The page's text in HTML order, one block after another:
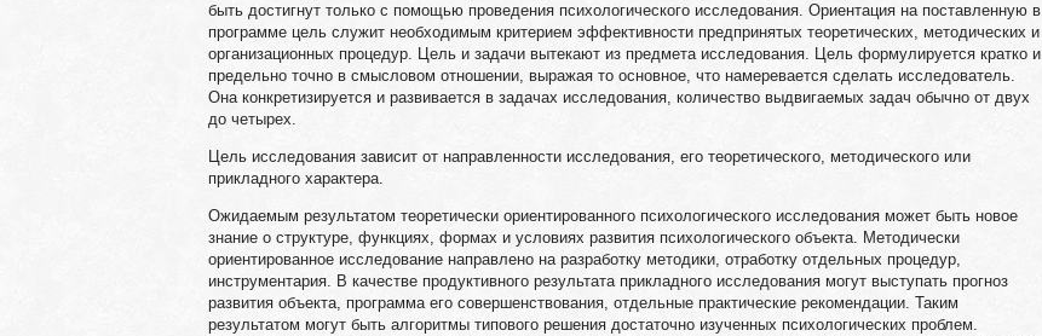
быть достигнут только с помощью проведения психологического исследования. Ориентация на поставленную в
программе цель служит необходимым критерием эффективности предпринятых теоретических, методических и
организационных процедур. Цель и задачи вытекают из предмета исследования. Цель формулируется кратко и
предельно точно в смысловом отношении, выражая то основное, что намеревается сделать исследователь.
Она конкретизируется и развивается в задачах исследования, количество выдвигаемых задач обычно от двух
до четырех.
Цель исследования зависит от направленности исследования, его теоретического, методического или
прикладного характера.
Ожидаемым результатом теоретически ориентированного психологического исследования может быть новое
знание о структуре, функциях, формах и условиях развития психологического объекта. Методически
ориентированное исследование направлено на разработку методики, отработку отдельных процедур,
инструментария. В качестве продуктивного результата прикладного исследования могут выступать прогноз
развития объекта, программа его совершенствования, отдельные практические рекомендации. Таким
результатом могут быть алгоритмы типового решения достаточно изученных психологических проблем.